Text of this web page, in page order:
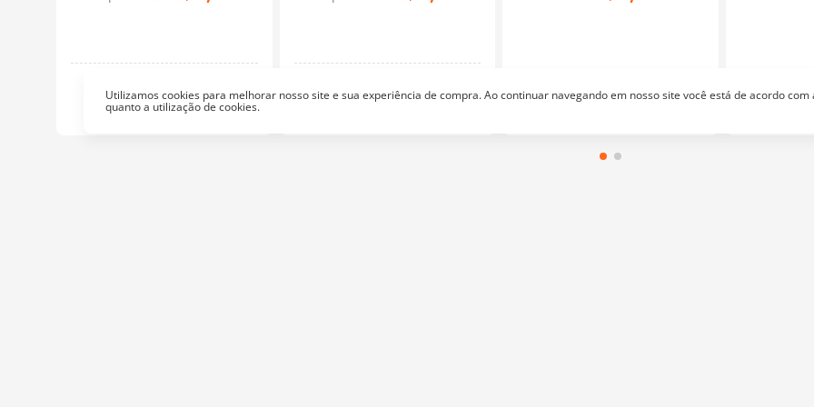
Utilizamos cookies para melhorar nosso site e sua experiência de compra. Ao continuar navegando em nosso site você está de acordo com
quanto a utilização de cookies.
Linhas Linhas Linhas